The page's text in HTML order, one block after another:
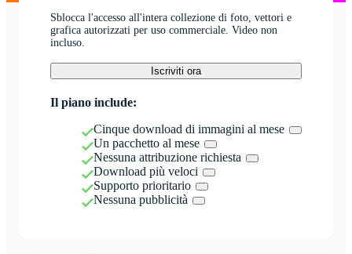
Sblocca l'accesso all'intera collezione di foto, vettori e
grafica autorizzati per uso commerciale. Video non
incluso.
Iscriviti ora
Il piano include:
Cinque download di immagini al mese
Un pacchetto al mese
Nessuna attribuzione richiesta
Download più veloci
Supporto prioritario
Nessuna pubblicità